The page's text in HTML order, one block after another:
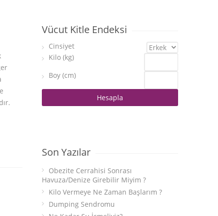
Vücut Kitle Endeksi
Cinsiyet
Kilo (kg)
Boy (cm)
Son Yazılar
Obezite Cerrahisi Sonrası
Havuza/Denize Girebilir Miyim ?
Kilo Vermeye Ne Zaman Başlarım ?
Dumping Sendromu